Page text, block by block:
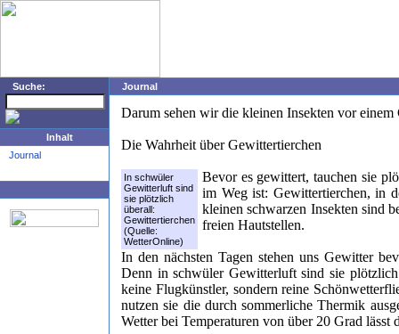
Suche:
Inhalt
Journal
Journal
Darum sehen wir die kleinen Insekten vor einem
Die Wahrheit über Gewittertierchen
In schwüler
Gewitterluft sind
sie plötzlich
überall:
Gewittertierchen
(Quelle:
WetterOnline)
Bevor es gewittert, tauchen sie
im Weg ist: Gewittertierchen, in
kleinen schwarzen Insekten sind
freien Hautstellen.
In den nächsten Tagen stehen uns Gewitter
Denn in schwüler Gewitterluft sind sie
keine Flugkünstler, sondern reine
nutzen sie die durch sommerliche Thermik
Wetter bei Temperaturen von über 20 Grad lässt